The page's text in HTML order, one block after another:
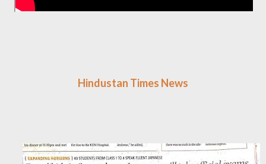
Hindustan Times News